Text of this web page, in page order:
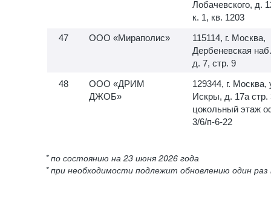
Лобачевского, д.
к. 1, кв. 1203
ООО «Мираполис»
115114, г. Москва,
Дербеневская
д. 7, стр. 9
ООО «ДРИМ
ДЖОБ»
129344, г. Москва,
Искры, д. 17а стр.
цокольный этаж
3/6/п-6-22
* по состоянию на 23 июня 2026 года
* при необходимости подлежит обновлению один раз